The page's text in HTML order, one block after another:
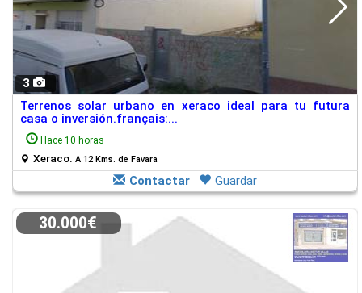
3
Terrenos solar urbano en xeraco ideal para tu futura
casa o inversión.français:...
Hace 10 horas
Xeraco. A 12 Kms. de Favara
Contactar Guardar
30.000€